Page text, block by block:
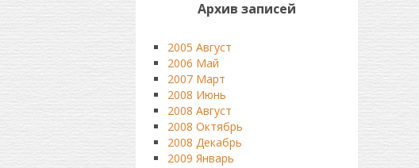
Архив записей
2005 Август
2006 Май
2007 Март
2008 Июнь
2008 Август
2008 Октябрь
2008 Декабрь
2009 Январь